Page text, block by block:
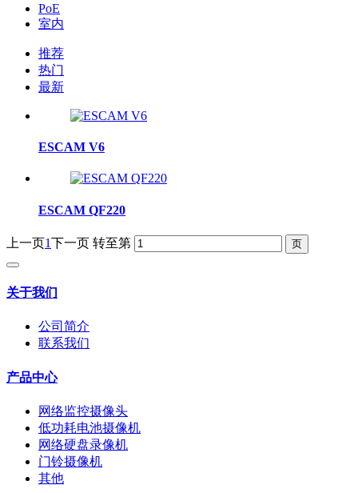
PoE
室内
推荐
热门
最新
ESCAM V6
ESCAM QF220
上一页1下一页 转至第
关于我们
公司简介
联系我们
产品中心
网络监控摄像头
低功耗电池摄像机
网络硬盘录像机
门铃摄像机
其他